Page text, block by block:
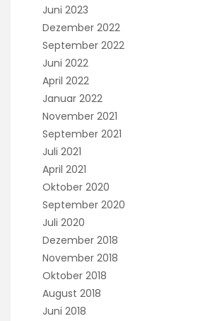
Juni 2023
Dezember 2022
September 2022
Juni 2022
April 2022
Januar 2022
November 2021
September 2021
Juli 2021
April 2021
Oktober 2020
September 2020
Juli 2020
Dezember 2018
November 2018
Oktober 2018
August 2018
Juni 2018